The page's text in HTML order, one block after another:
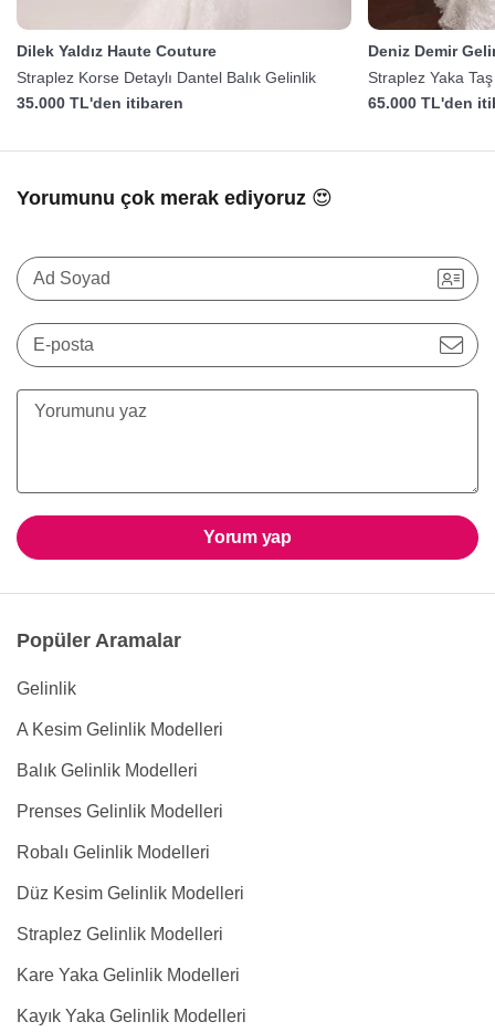
Dilek Yaldız Haute Couture
Straplez Korse Detaylı Dantel Balık Gelinlik
35.000 TL'den itibaren
Deniz Demir
Straplez Yaka
65.000 TL'den
Yorumunu çok merak ediyoruz 😍
Ad Soyad
E-posta
Yorum yap
Popüler Aramalar
Gelinlik
A Kesim Gelinlik Modelleri
Balık Gelinlik Modelleri
Prenses Gelinlik Modelleri
Robalı Gelinlik Modelleri
Düz Kesim Gelinlik Modelleri
Straplez Gelinlik Modelleri
Kare Yaka Gelinlik Modelleri
Kayık Yaka Gelinlik Modelleri